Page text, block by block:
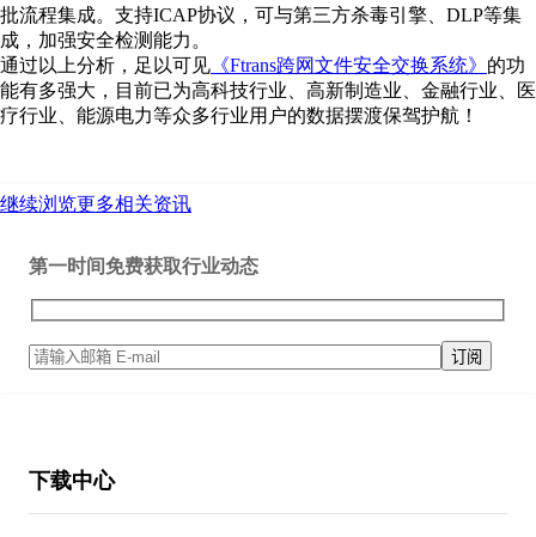
批流程集成。支持ICAP协议，可与第三方杀毒引擎、DLP等集
成，加强安全检测能力。
通过以上分析，足以可见 《Ftrans跨网文件安全交换系统》 的功
能有多强大，目前已为高科技行业、高新制造业、金融行业、医
疗行业、能源电力等众多行业用户的数据摆渡保驾护航！
继续浏览更多相关资讯
第一时间免费获取行业动态
下载中心